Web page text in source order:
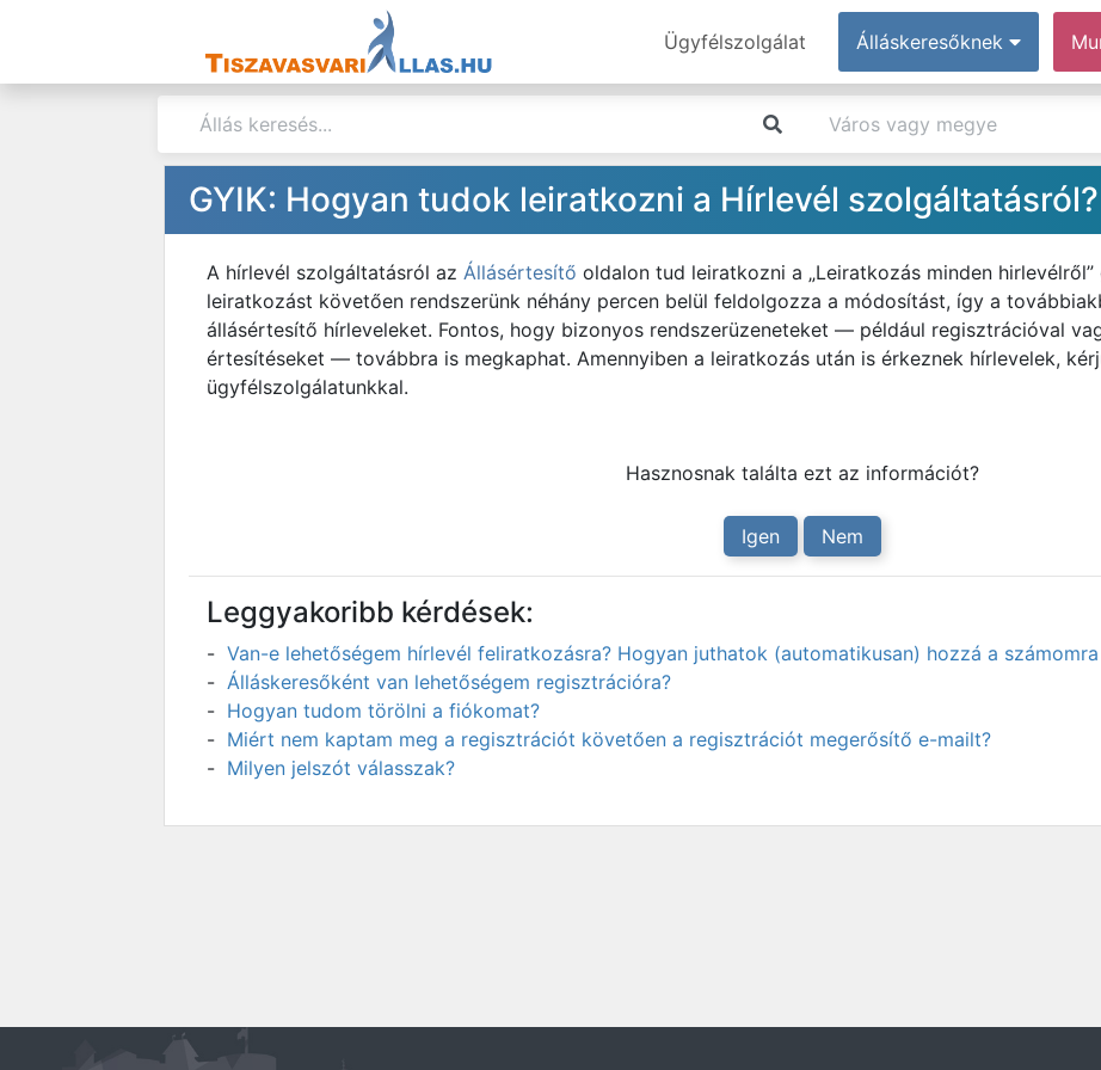
Ügyfélszolgálat Álláskeresőknek
GYIK: Hogyan tudok leiratkozni a Hírlevél szolgáltatásról?
A hírlevél szolgáltatásról az Állásértesítő oldalon tud leiratkozni a „Leiratkozás minden
leiratkozást követően rendszerünk néhány percen belül feldolgozza a módosítást, így a
állásértesítő hírleveleket. Fontos, hogy bizonyos rendszerüzeneteket — például regisztrációval
értesítéseket — továbbra is megkaphat. Amennyiben a leiratkozás után is érkeznek hírlevelek,
ügyfélszolgálatunkkal.
Hasznosnak találta ezt az információt?
Igen Nem
Leggyakoribb kérdések:
Van-e lehetőségem hírlevél feliratkozásra? Hogyan juthatok (automatikusan) hozzá a
Álláskeresőként van lehetőségem regisztrációra?
Hogyan tudom törölni a fiókomat?
Miért nem kaptam meg a regisztrációt követően a regisztrációt megerősítő e-mailt?
Milyen jelszót válasszak?